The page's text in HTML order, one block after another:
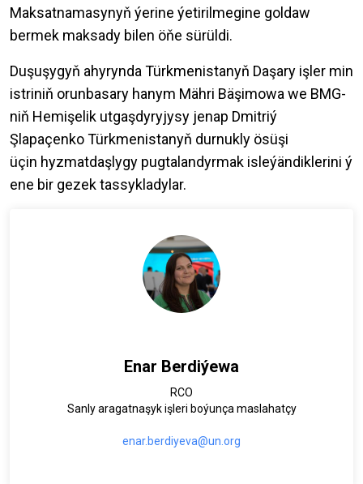
Maksatnamasynyň ýerine ýetirilmegine goldaw
bermek maksady bilen öňe sürüldi.
Duşuşygyň ahyrynda Türkmenistanyň Daşary işler min
istriniň orunbasary hanym Mähri Bäşimowa we BMG-
niň Hemişelik utgaşdyryjysy jenap Dmitriý
Şlapaçenko Türkmenistanyň durnukly ösüşi
üçin hyzmatdaşlygy pugtalandyrmak isleýändiklerini ý
ene bir gezek tassykladylar.
Enar Berdiýewa
RCO
Sanly aragatnaşyk işleri boýunça maslahatçy
enar.berdiyeva@un.org